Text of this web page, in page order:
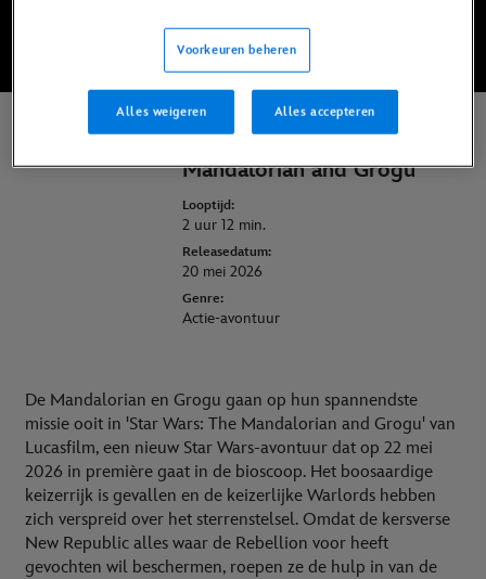
KOOP DE FILM
Mandalorian and Grogu
Looptijd:
2 uur 12 min.
Releasedatum:
20 mei 2026
Genre:
Actie-avontuur
De Mandalorian en Grogu gaan op hun spannendste
missie ooit in 'Star Wars: The Mandalorian and Grogu' van
Lucasfilm, een nieuw Star Wars-avontuur dat op 22 mei
2026 in première gaat in de bioscoop. Het boosaardige
keizerrijk is gevallen en de keizerlijke Warlords hebben
zich verspreid over het sterrenstelsel. Omdat de kersverse
New Republic alles waar de Rebellion voor heeft
gevochten wil beschermen, roepen ze de hulp in van de
Voorkeuren beheren
Alles weigeren Alles accepteren